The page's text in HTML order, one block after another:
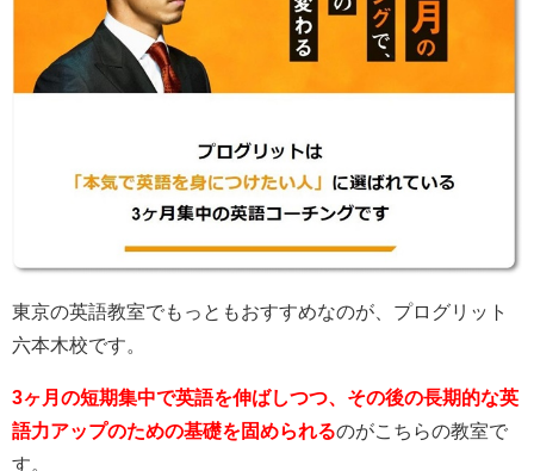
東京の英語教室でもっともおすすめなのが、プログリット
六本木校です。
3ヶ月の短期集中で英語を伸ばしつつ、その後の長期的な英
語力アップのための基礎を固められるのがこちらの教室で
す。